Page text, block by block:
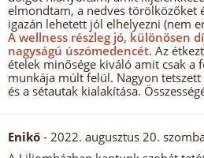
elmondtam, a nedves törölközőket
igazán lehetett jól elhelyezni (nem
A wellness részleg jó, különösen
nagyságú úszómedencét. Az
ételek minősége kiváló amit csak a
munkája múlt felül. Nagyon
és a sétautak kialakítása.
Enikő - 2022. augusztus 20.